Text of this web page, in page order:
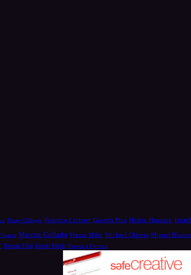
Dizzy Gillespie Federico Lechner Georvis Pico Herbie Hancock Israel
Marcos Collado Marcus Miller Michael Olivera Miguel Blanco
Román Filiú Tomás Merlo Verónica Ferreiro